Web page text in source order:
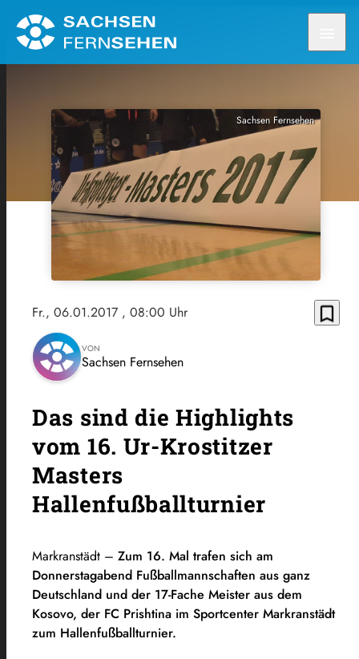
Sachsen Fernsehen
Fr., 06.01.2017 , 08:00 Uhr bookmark_border
VON
Sachsen Fernsehen
Das sind die Highlights
vom 16. Ur-Krostitzer
Masters
Hallenfußballturnier
Markranstädt – Zum 16. Mal trafen sich am
Donnerstagabend Fußballmannschaften aus ganz
Deutschland und der 17-Fache Meister aus dem
Kosovo, der FC Prishtina im Sportcenter Markranstädt
zum Hallenfußballturnier.